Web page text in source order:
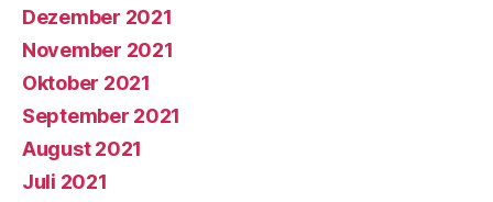
Dezember 2021
November 2021
Oktober 2021
September 2021
August 2021
Juli 2021